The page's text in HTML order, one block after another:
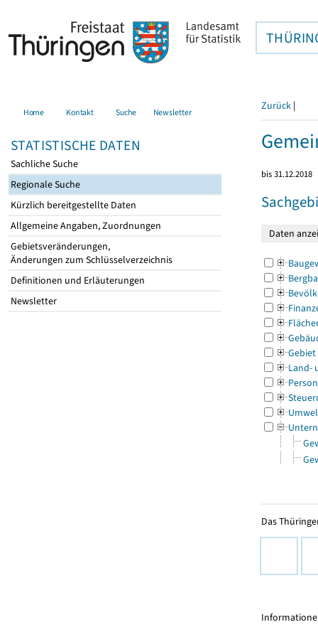
Home Kontakt Suche Newsletter
STATISTISCHE DATEN
Sachliche Suche
Regionale Suche
Kürzlich bereitgestellte Daten
Allgemeine Angaben, Zuordnungen
Gebietsveränderungen,
Änderungen zum Schlüsselverzeichnis
Definitionen und Erläuterungen
Newsletter
Zurück |
bis 31.12.2018
Gebiet
Land-
Das